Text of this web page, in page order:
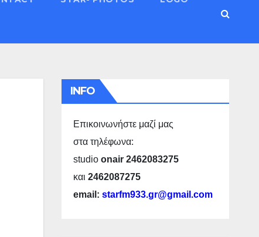
INFO
Επικοινωνήστε μαζί μας
στα τηλέφωνα:
studio onair 2462083275
και 2462087275
email: starfm933.gr@gmail.com